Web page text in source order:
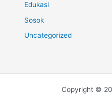
Edukasi
Sosok
Uncategorized
Copyright ©